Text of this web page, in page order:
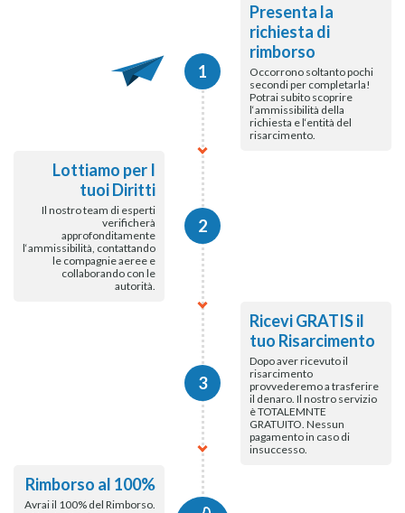
1
Presenta la
richiesta di
rimborso
Occorrono soltanto pochi
secondi per completarla!
Potrai subito scoprire
l‘ammissibilità della
richiesta e l‘entità del
risarcimento.
Lottiamo per I
tuoi Diritti
Il nostro team di esperti
verificherà
approfonditamente
l‘ammissibilità, contattando
le compagnie aeree e
collaborando con le
autorità.
2
3
Ricevi GRATIS il
tuo Risarcimento
Dopo aver ricevuto il
risarcimento
provvederemo a trasferire
il denaro. Il nostro servizio
è TOTALEMNTE
GRATUITO. Nessun
pagamento in caso di
insuccesso.
Rimborso al 100%
Avrai il 100% del Rimborso.